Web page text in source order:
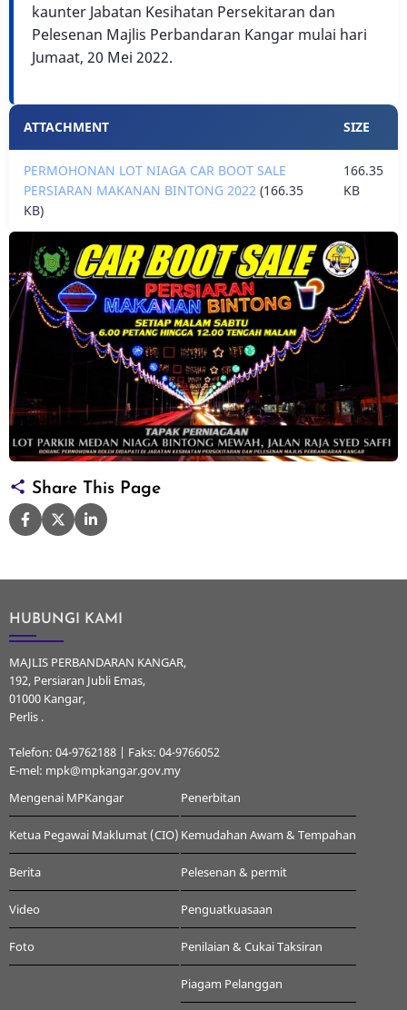
kaunter Jabatan Kesihatan Persekitaran dan
Pelesenan Majlis Perbandaran Kangar mulai hari
Jumaat, 20 Mei 2022.
Lampiran
ATTACHMENT SIZE
PERMOHONAN LOT NIAGA CAR BOOT SALE
PERSIARAN MAKANAN BINTONG 2022 (166.35
KB)
166.35
KB
Share This Page
HUBUNGI KAMI
MAJLIS PERBANDARAN KANGAR,
192, Persiaran Jubli Emas,
01000 Kangar,
Perlis .
Telefon: 04-9762188 | Faks: 04-9766052
E-mel: mpk@mpkangar.gov.my
Mengenai MPKangar
Ketua Pegawai Maklumat (CIO)
Berita
Video
Foto
Penerbitan
Kemudahan Awam & Tempahan
Pelesenan & permit
Penguatkuasaan
Penilaian & Cukai Taksiran
Piagam Pelanggan